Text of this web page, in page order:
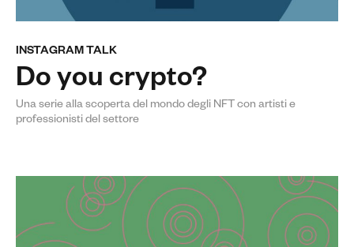
INSTAGRAM TALK
Do you crypto?
Una serie alla scoperta del mondo degli NFT con artisti e
professionisti del settore